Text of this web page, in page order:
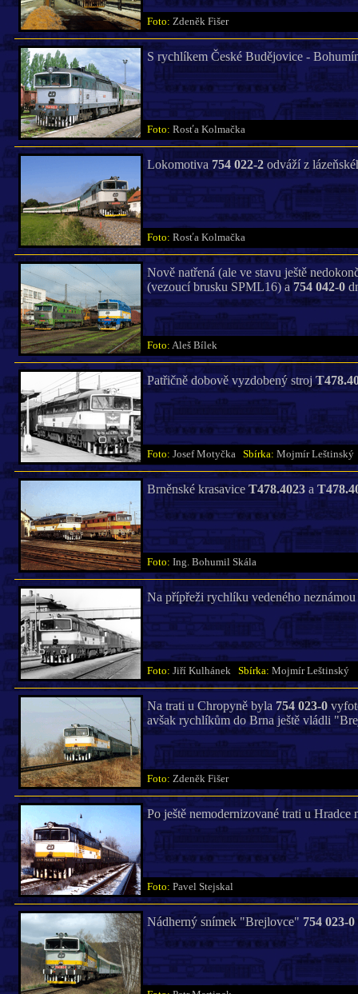
Foto: Zdeněk Fišer
S rychlíkem České Budějovice -
Foto: Rosťa Kolmačka
Lokomotiva 754 022-2odváží z
Foto: Rosťa Kolmačka
Nově natřená (ale ve stavu ještě
(vezoucí brusku SPML16) a 754 042-0
Foto: Aleš Bílek
Patřičně dobově vyzdobený stroj
Foto: Josef Motyčka Sbírka: Mojmír Leštinský
Brněnské krasaviceT478.4023a
Foto: Ing. Bohumil Skála
Na přípřeži rychlíku vedeného
Foto: Jiří Kulhánek Sbírka: Mojmír Leštinský
Na trati u Chropyně byla 754 023-0
avšak rychlíkům do Brna ještě vládli
Foto: Zdeněk Fišer
Po ještě nemodernizované trati u
Foto: Pavel Stejskal
Nádherný snímek "Brejlovce" 754 023-0